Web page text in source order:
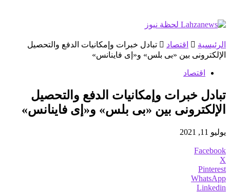
الرئيسية اقتصاد
تبادل خبرات وإمكانيات الدفع والتحصيل
الإلكترونى بين «بى بلس» و«إى فاينانس»
اقتصاد
تبادل خبرات وإمكانيات الدفع والتحصيل
الإلكترونى بين «بى بلس» و«إى فاينانس»
يوليو 11, 2021
Facebook
X
Pinterest
WhatsApp
Linkedin